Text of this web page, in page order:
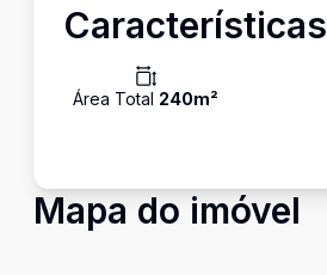
Características
Área Total 240m²
Mapa do imóvel